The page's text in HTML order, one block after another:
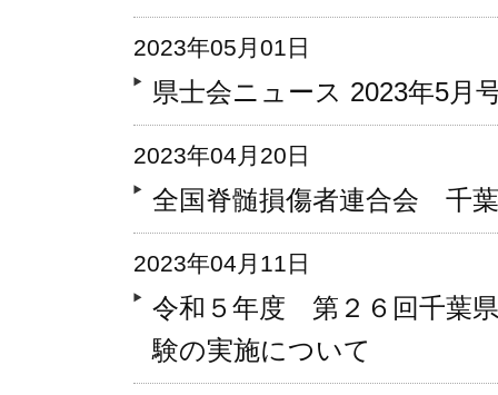
2023年05月01日
県士会ニュース 2023年5月
2023年04月20日
全国脊髄損傷者連合会 千
2023年04月11日
令和５年度 第２６回千葉
験の実施について